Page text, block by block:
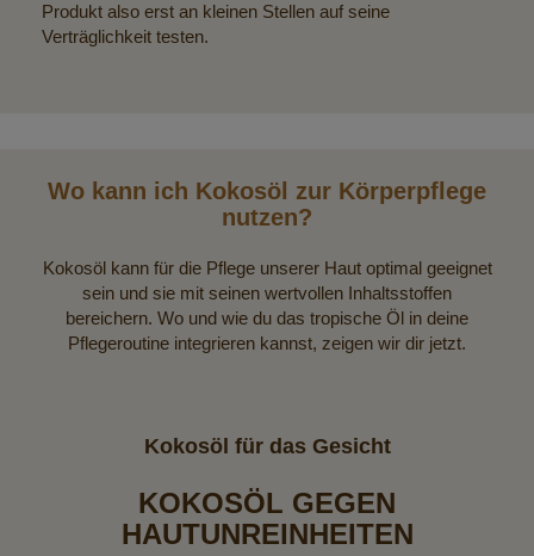
Produkt also erst an kleinen Stellen auf seine
Verträglichkeit testen.
Wo kann ich Kokosöl zur Körperpflege
nutzen?
Kokosöl kann für die Pflege unserer Haut optimal geeignet
sein und sie mit seinen wertvollen Inhaltsstoffen
bereichern. Wo und wie du das tropische Öl in deine
Pflegeroutine integrieren kannst, zeigen wir dir jetzt.
Kokosöl für das Gesicht
KOKOSÖL GEGEN
HAUTUNREINHEITEN